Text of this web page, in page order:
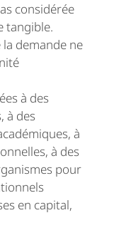
considérée
tangible.
la demande ne
à des
à des
à
à des
pour
en capital,